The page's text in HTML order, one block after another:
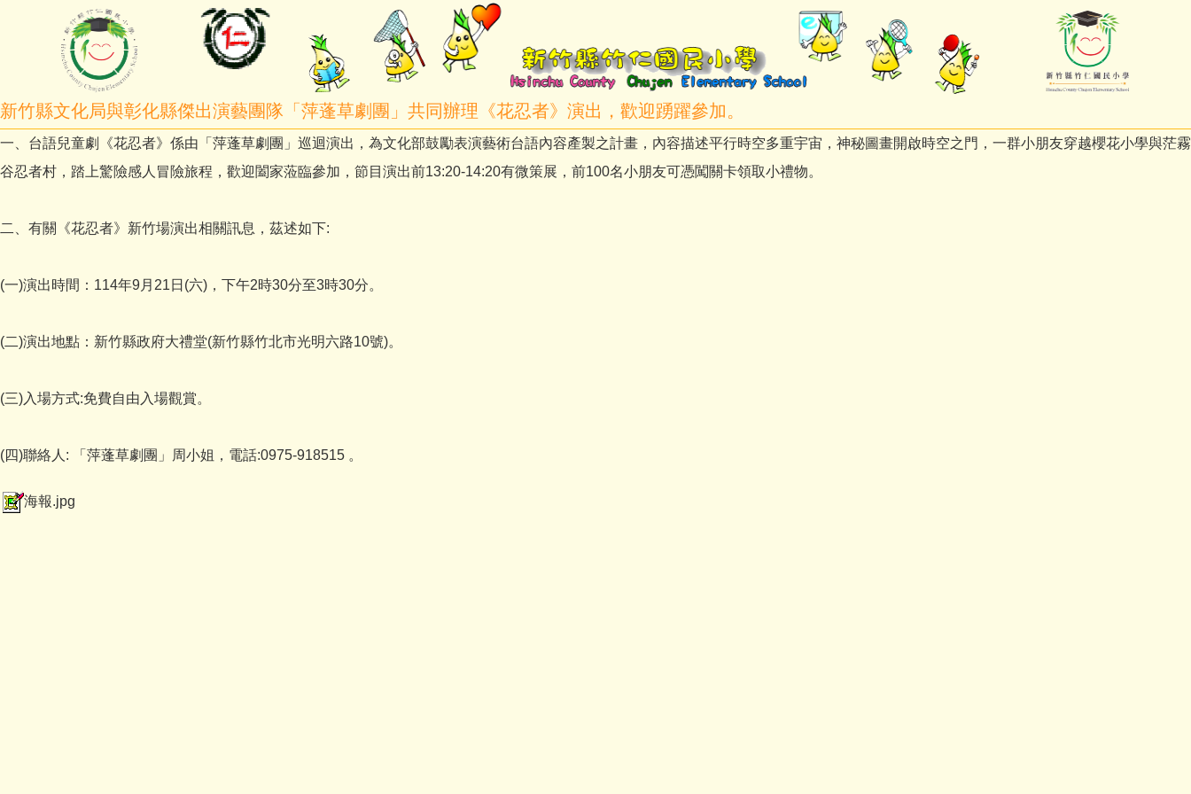
新竹縣文化局與彰化縣傑出演藝團隊「萍蓬草劇團」共同辦理《花忍者》演出，歡迎踴躍參加。
一、台語兒童劇《花忍者》係由「萍蓬草劇團」巡迴演出，為文化部鼓勵表演藝術台語內容產製之計畫，內容描述平行時空多重宇宙，神秘圖畫開啟時空之門，一群小朋友穿越櫻花小學與茫霧
谷忍者村，踏上驚險感人冒險旅程，歡迎闔家蒞臨參加，節目演出前13:20-14:20有微策展，前100名小朋友可憑闖關卡領取小禮物。
二、有關《花忍者》新竹場演出相關訊息，茲述如下:
(一)演出時間：114年9月21日(六)，下午2時30分至3時30分。
(二)演出地點：新竹縣政府大禮堂(新竹縣竹北市光明六路10號)。
(三)入場方式:免費自由入場觀賞。
(四)聯絡人: 「萍蓬草劇團」周小姐，電話:0975-918515 。
海報.jpg